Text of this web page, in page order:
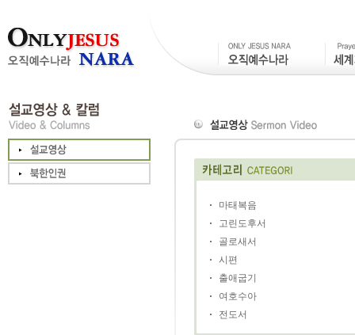
마태복음
고린도후서
골로새서
시편
출애굽기
여호수아
전도서